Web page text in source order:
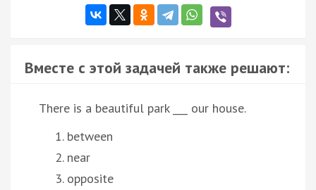
Вместе с этой задачей также решают:
There is a beautiful park ___ our house.
between
near
opposite